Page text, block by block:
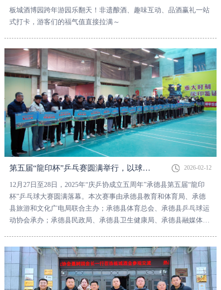
板城酒博园跨年游园乐翻天！非遗酿酒、趣味互动、品酒赢礼一站
式打卡，游客们的福气值直接拉满～
第五届“龍印杯”乒乓赛圆满举行，以球会友共庆乒协五载华章 2026-02-12
12月27日至28日，2025年“庆乒协成立五周年”承德县第五届“龍印
杯”乒乓球大赛圆满落幕。本次赛事由承德县教育和体育局、承德
县旅游和文化广电局联合主办；承德县体育总会、承德县乒乓球运
动协会承办；承德县民政局、承德县卫生健康局、承德县融媒体中